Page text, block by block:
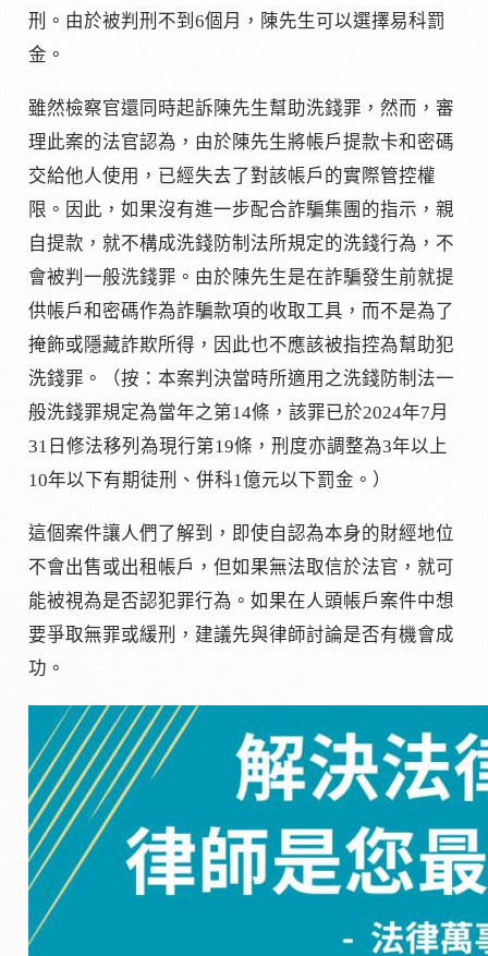
刑。由於被判刑不到6個月，陳先生可以選擇易科罰
金。
雖然檢察官還同時起訴陳先生幫助洗錢罪，然而，審
理此案的法官認為，由於陳先生將帳戶提款卡和密碼
交給他人使用，已經失去了對該帳戶的實際管控權
限。因此，如果沒有進一步配合詐騙集團的指示，親
自提款，就不構成洗錢防制法所規定的洗錢行為，不
會被判一般洗錢罪。由於陳先生是在詐騙發生前就提
供帳戶和密碼作為詐騙款項的收取工具，而不是為了
掩飾或隱藏詐欺所得，因此也不應該被指控為幫助犯
洗錢罪。（按：本案判決當時所適用之洗錢防制法一
般洗錢罪規定為當年之第14條，該罪已於2024年7月
31日修法移列為現行第19條，刑度亦調整為3年以上
10年以下有期徒刑、併科1億元以下罰金。）
這個案件讓人們了解到，即使自認為本身的財經地位
不會出售或出租帳戶，但如果無法取信於法官，就可
能被視為是否認犯罪行為。如果在人頭帳戶案件中想
要爭取無罪或緩刑，建議先與律師討論是否有機會成
功。